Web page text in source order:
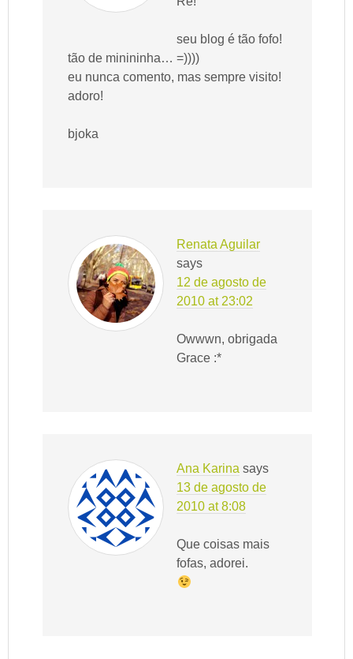
seu blog é tão fofo!
tão de minininha… =))))
eu nunca comento, mas sempre visito!
adoro!
bjoka
Renata Aguilar
says
12 de agosto de
2010 at 23:02
Owwwn, obrigada
Grace :*
Ana Karina says
13 de agosto de
2010 at 8:08
Que coisas mais
fofas, adorei.